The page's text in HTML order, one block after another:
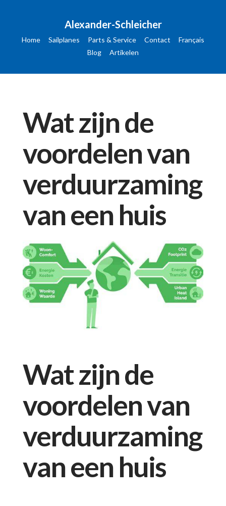
Alexander-Schleicher
Home Sailplanes Parts & Service Contact
Français
Blog
Artikelen
Wat zijn de
voordelen van
verduurzaming
van een huis
Wat zijn de
voordelen van
verduurzaming
van een huis